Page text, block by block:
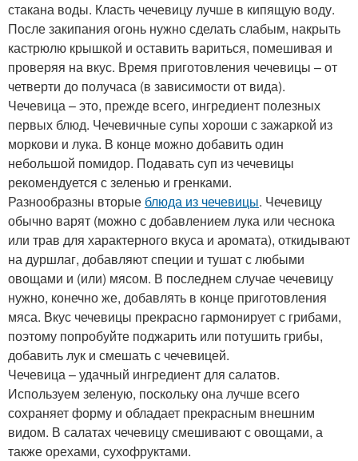
стакана воды. Класть чечевицу лучше в кипящую воду.
После закипания огонь нужно сделать слабым, накрыть
кастрюлю крышкой и оставить вариться, помешивая и
проверяя на вкус. Время приготовления чечевицы – от
четверти до получаса (в зависимости от вида).
Чечевица – это, прежде всего, ингредиент полезных
первых блюд. Чечевичные супы хороши с зажаркой из
моркови и лука. В конце можно добавить один
небольшой помидор. Подавать суп из чечевицы
рекомендуется с зеленью и гренками.
Разнообразны вторые блюда из чечевицы. Чечевицу
обычно варят (можно с добавлением лука или чеснока
или трав для характерного вкуса и аромата), откидывают
на дуршлаг, добавляют специи и тушат с любыми
овощами и (или) мясом. В последнем случае чечевицу
нужно, конечно же, добавлять в конце приготовления
мяса. Вкус чечевицы прекрасно гармонирует с грибами,
поэтому попробуйте поджарить или потушить грибы,
добавить лук и смешать с чечевицей.
Чечевица – удачный ингредиент для салатов.
Используем зеленую, поскольку она лучше всего
сохраняет форму и обладает прекрасным внешним
видом. В салатах чечевицу смешивают с овощами, а
также орехами, сухофруктами.